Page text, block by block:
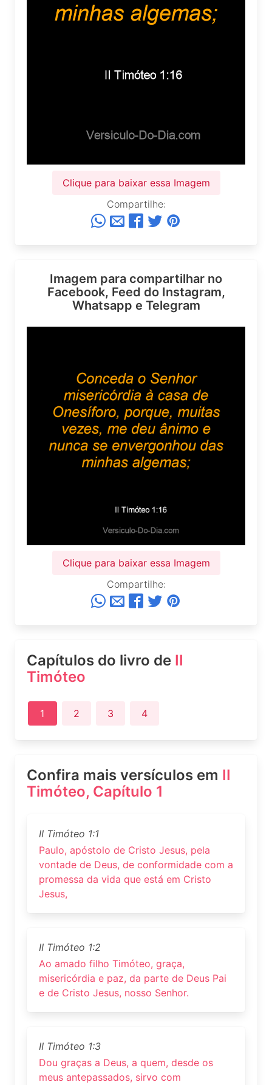
Clique para baixar essa Imagem
Compartilhe:
Imagem para compartilhar no
Facebook, Feed do Instagram,
Whatsapp e Telegram
Clique para baixar essa Imagem
Compartilhe:
Capítulos do livro de II
Timóteo
1 2 3 4
Confira mais versículos em II
Timóteo, Capítulo 1
II Timóteo 1:1
Paulo, apóstolo de Cristo Jesus, pela
vontade de Deus, de conformidade com a
promessa da vida que está em Cristo
Jesus,
II Timóteo 1:2
Ao amado filho Timóteo, graça,
misericórdia e paz, da parte de Deus Pai
e de Cristo Jesus, nosso Senhor.
II Timóteo 1:3
Dou graças a Deus, a quem, desde os
meus antepassados, sirvo com